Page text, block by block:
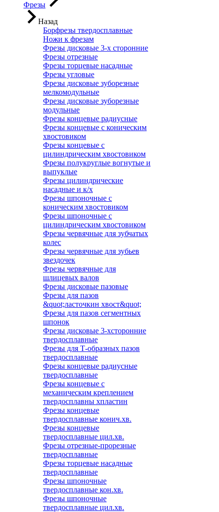
Фрезы
Назад
Борфрезы твердосплавные
Ножи к фрезам
Фрезы дисковые 3-х сторонние
Фрезы отрезные
Фрезы торцевые насадные
Фрезы угловые
Фрезы дисковые зуборезные
мелкомодульные
Фрезы дисковые зуборезные
модульные
Фрезы концевые радиусные
Фрезы концевые с коническим
хвостовиком
Фрезы концевые с
цилиндрическим хвостовиком
Фрезы полукруглые вогнутые и
выпуклые
Фрезы цилиндрические
насадные и к/х
Фрезы шпоночные с
коническим хвостовиком
Фрезы шпоночные с
цилиндрическим хвостовиком
Фрезы червячные для зубчатых
колес
Фрезы червячные для зубьев
звездочек
Фрезы червячные для
шлицевых валов
Фрезы дисковые пазовые
Фрезы для пазов
&quot;ласточкин хвост&quot;
Фрезы для пазов сегментных
шпонок
Фрезы дисковые 3-хсторонние
твердосплавные
Фрезы для Т-образных пазов
твердосплавные
Фрезы концевые радиусные
твердосплавные
Фрезы концевые с
механическим креплением
твердосплавны хпластин
Фрезы концевые
твердосплавные конич.хв.
Фрезы концевые
твердосплавные цил.хв.
Фрезы отрезные-прорезные
твердосплавные
Фрезы торцевые насадные
твердосплавные
Фрезы шпоночные
твердосплавные кон.хв.
Фрезы шпоночные
твердосплавные цил.хв.